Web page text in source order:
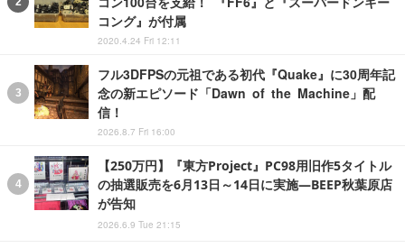
コング』が付属
2020.4.24 Fri 12:11
フル3DFPSの元祖である初代『Quake』に30周年記
念の新エピソード「Dawn of the Machine」配
信！
2026.8.7 Fri 16:00
【250万円】『東方Project』PC98用旧作5タイトル
の抽選販売を6月13日～14日に実施―BEEP秋葉原店
が告知
2026.6.9 Tue 21:15